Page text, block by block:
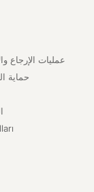
عمليات الإرجاع
حماية